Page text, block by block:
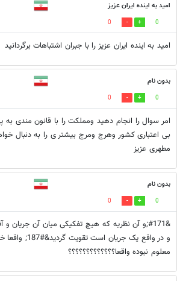
امید به اینده ایران عزیز
0
0
امید به اینده ایران عزیز را با جبران اشتباهات برگردانید
بدون نام
0
0
امر سوال را انجام دهید ومملکت را با قانون مندی
بی اعتباری کشور وهرج ومرج بیشتر ی را به دنبال
مطهری عزیز
بدون نام
0
0
&#171;و آن نظریه که هیچ تفکیکی میان آن جریان
و در واقع یک جریان
معلوم نبوده واقعا؟؟؟؟؟؟؟؟؟؟؟؟؟